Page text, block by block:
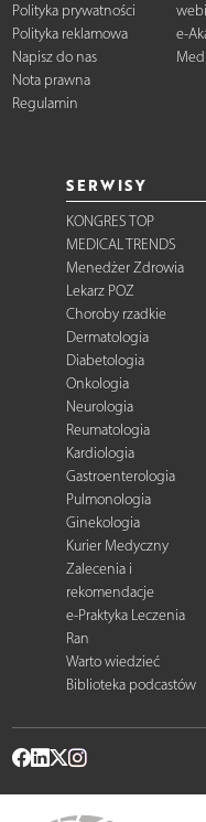
Polityka prywatności
Polityka reklamowa
Napisz do nas
Nota prawna
Regulamin
e-
SERWISY
KONGRES TOP
MEDICAL TRENDS
Menedżer Zdrowia
Lekarz POZ
Choroby rzadkie
Dermatologia
Diabetologia
Onkologia
Neurologia
Reumatologia
Kardiologia
Gastroenterologia
Pulmonologia
Ginekologia
Kurier Medyczny
Zalecenia i
rekomendacje
e-Praktyka Leczenia
Ran
Warto wiedzieć
Biblioteka podcastów